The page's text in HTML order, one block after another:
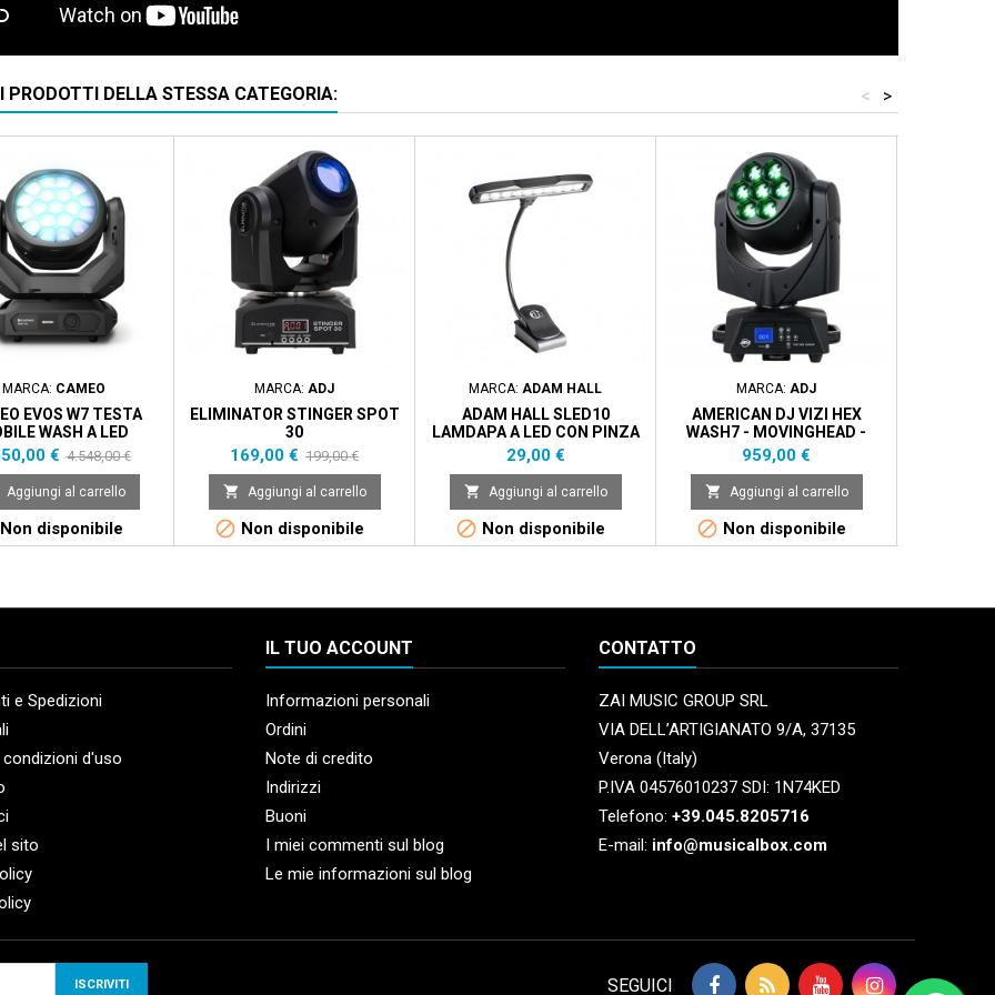
PRODOTTI DELLA STESSA CATEGORIA: >
<
MARCA: CAMEO
EVOS W7 TESTA
WASH A LED
€ Prezzo
base
4.548,00 €
Aggiungi al carrello
Non disponibile
Prezzo scontato
MARCA: ADJ
ELIMINATOR STINGER SPOT
30
Prezzo
169,00 € Prezzo
base
199,00 €
 Aggiungi al carrello
 Non disponibile
MARCA: ADAM HALL
ADAM HALL SLED10
LAMDAPA A LED CON PINZA
Prezzo
29,00 €
 Aggiungi al carrello
 Non disponibile
MARCA: ADJ
AMERICAN DJ VIZI HEX
WASH7 - MOVINGHEAD -
105W
Prezzo
959,00 €
 Aggiungi al carrello
 Non disponibile
e Spedizioni
condizioni d'uso
sito
IL TUO ACCOUNT
Informazioni personali
Ordini
Note di credito
Indirizzi
Buoni
I miei commenti sul blog
Le mie informazioni sul blog
CONTATTO
ZAI MUSIC GROUP SRL
VIA DELL’ARTIGIANATO 9/A, 37135
Verona (Italy)
P.IVA 04576010237 SDI: 1N74KED
Telefono: +39.045.8205716
E-mail: info@musicalbox.com
SEGUICI